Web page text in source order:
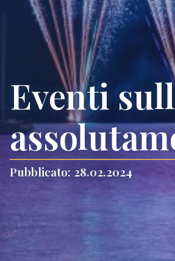
Eventi
Pubblicato: 28.02.2024